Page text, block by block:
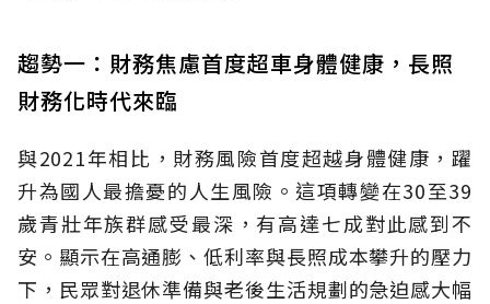
趨勢一：財務焦慮首度超車身體健康，長照
財務化時代來臨
與2021年相比，財務風險首度超越身體健康，躍
升為國人最擔憂的人生風險。這項轉變在30至39
歲青壯年族群感受最深，有高達七成對此感到不
安。顯示在高通膨、低利率與長照成本攀升的壓力
下，民眾對退休準備與老後生活規劃的急迫感大幅